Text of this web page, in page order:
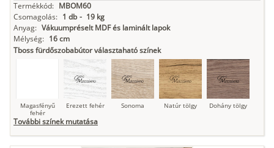
Termékkód: MBOM60
Csomagolás: 1 db - 19 kg
Anyag: Vákuumpréselt MDF és laminált lapok
Mélység: 16 cm
Tboss fürdőszobabútor választaható színek
Magasfényű
fehér
Erezett fehér Sonoma Natúr tölgy Dohány tölgy
További színek mutatása